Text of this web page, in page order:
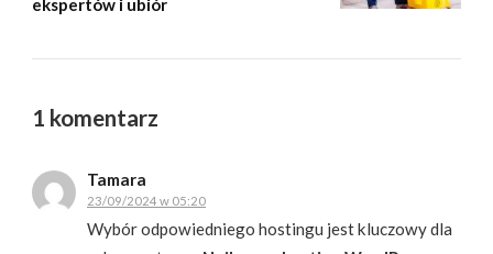
ekspertów i ubiór
1 komentarz
Tamara
23/09/2024 w 05:20
Wybór odpowiedniego hostingu jest kluczowy dla